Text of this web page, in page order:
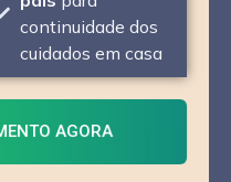
continuidade dos
cuidados em casa
AGORA